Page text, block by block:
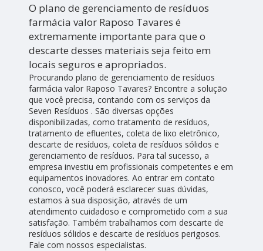
O plano de gerenciamento de resíduos
farmácia valor Raposo Tavares é
extremamente importante para que o
descarte desses materiais seja feito em
locais seguros e apropriados.
Procurando plano de gerenciamento de resíduos
farmácia valor Raposo Tavares? Encontre a solução
que você precisa, contando com os serviços da
Seven Resíduos . São diversas opções
disponibilizadas, como tratamento de resíduos,
tratamento de efluentes, coleta de lixo eletrônico,
descarte de resíduos, coleta de resíduos sólidos e
gerenciamento de resíduos. Para tal sucesso, a
empresa investiu em profissionais competentes e em
equipamentos inovadores. Ao entrar em contato
conosco, você poderá esclarecer suas dúvidas,
estamos à sua disposição, através de um
atendimento cuidadoso e comprometido com a sua
satisfação. Também trabalhamos com descarte de
resíduos sólidos e descarte de resíduos perigosos.
Fale com nossos especialistas.